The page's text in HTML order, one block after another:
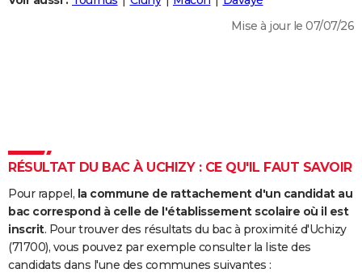
DICTIONNAIRE
COPAINS D'AVANT
S'inscrire
Se connecter
Lycées
Collèges
Primaires
Universités
Entreprises
Service militaire
Avis de recherche
AVIS DE DÉCÈS
Mise à jour le 07/07/26
RÉSULTAT DU BAC À UCHIZY : CE QU'IL FAUT SAVOIR
Pour rappel, la commune de rattachement d'un candidat au
bac correspond à celle de l'établissement scolaire où il est
inscrit. Pour trouver des résultats du bac à proximité d'Uchizy
(71700), vous pouvez par exemple consulter la liste des
candidats dans l'une des communes suivantes :